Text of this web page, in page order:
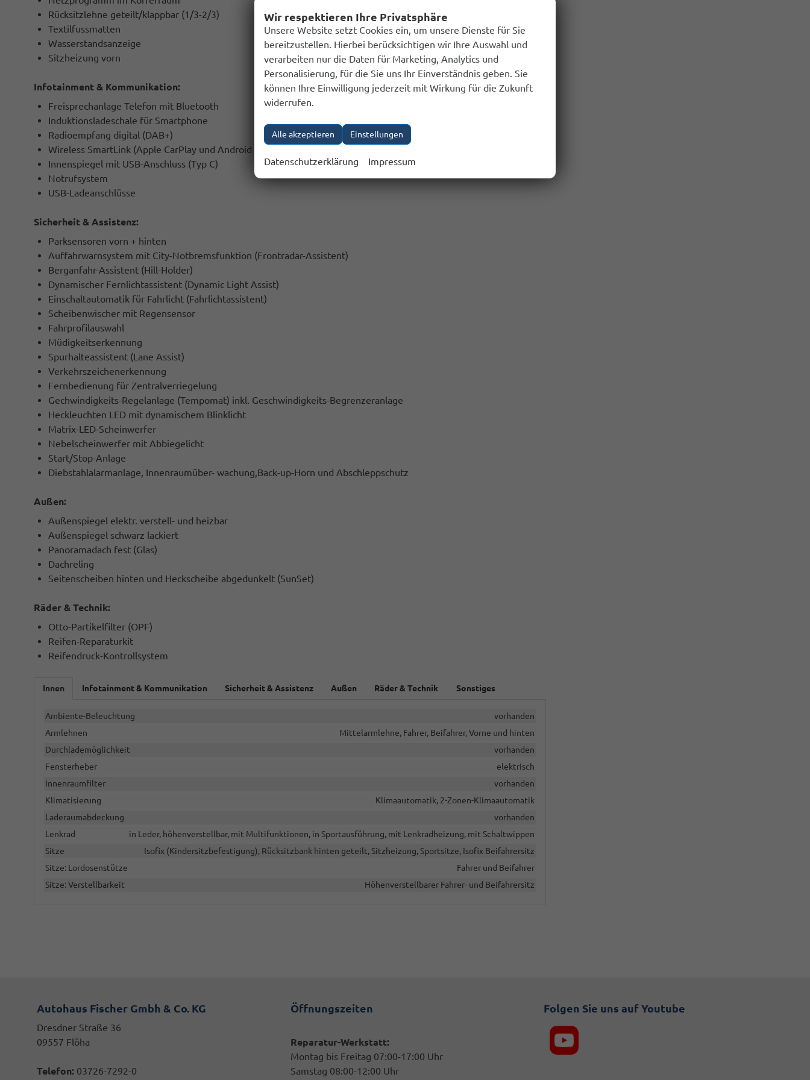
Rücksitzlehne geteilt/klappbar (1/3-2/3)
Textilfussmatten
Wasserstandsanzeige
Sitzheizung vorn
Infotainment & Kommunikation:
Freisprechanlage Telefon mit Bluetooth
Induktionsladeschale für Smartphone
Radioempfang digital (DAB+)
Wireless SmartLink (Apple CarPlay und Android Auto)
Innenspiegel mit USB-Anschluss (Typ C)
Notrufsystem
USB-Ladeanschlüsse
Sicherheit & Assistenz:
Parksensoren vorn + hinten
Auffahrwarnsystem mit City-Notbremsfunktion (Frontradar-Assistent)
Berganfahr-Assistent (Hill-Holder)
Dynamischer Fernlichtassistent (Dynamic Light Assist)
Einschaltautomatik für Fahrlicht (Fahrlichtassistent)
Scheibenwischer mit Regensensor
Fahrprofilauswahl
Müdigkeitserkennung
Spurhalteassistent (Lane Assist)
Verkehrszeichenerkennung
Fernbedienung für Zentralverriegelung
Gechwindigkeits-Regelanlage (Tempomat) inkl. Geschwindigkeits-Begrenzeranlage
Heckleuchten LED mit dynamischem Blinklicht
Matrix-LED-Scheinwerfer
Nebelscheinwerfer mit Abbiegelicht
Start/Stop-Anlage
Diebstahlalarmanlage, Innenraumüber- wachung,Back-up-Horn und Abschleppschutz
Außen:
Außenspiegel elektr. verstell- und heizbar
Außenspiegel schwarz lackiert
Panoramadach fest (Glas)
Dachreling
Seitenscheiben hinten und Heckscheibe abgedunkelt (SunSet)
Räder & Technik:
Otto-Partikelfilter (OPF)
Reifen-Reparaturkit
Reifendruck-Kontrollsystem
Innen Infotainment & Kommunikation Sicherheit & Assistenz Außen Räder & Technik Sonstiges
Ambiente-Beleuchtung
vorhanden
Armlehnen
Mittelarmlehne, Fahrer, Beifahrer, Vorne und hinten
Durchlademöglichkeit
vorhanden
Fensterheber
elektrisch
Innenraumfilter
vorhanden
Klimatisierung
Klimaautomatik, 2-Zonen-Klimaautomatik
Laderaumabdeckung
vorhanden
Lenkrad
in Leder, höhenverstellbar, mit Multifunktionen, in Sportausführung, mit Lenkradheizung, mit Schaltwippen
Sitze
Isofix (Kindersitzbefestigung), Rücksitzbank hinten geteilt, Sitzheizung, Sportsitze, Isofix Beifahrersitz
Sitze: Lordosenstütze
Fahrer und Beifahrer
Sitze: Verstellbarkeit
Höhenverstellbarer Fahrer- und Beifahrersitz
Autohaus Fischer Gmbh & Co. KG
Dresdner Straße 36
09557 Flöha
Telefon: 03726-7292-0
Öffnungszeiten
Reparatur-Werkstatt:
Montag bis Freitag 07:00-17:00 Uhr
Samstag 08:00-12:00 Uhr
Folgen Sie uns auf Youtube
Wir respektieren Ihre Privatsphäre
Unsere Website setzt Cookies ein, um unsere Dienste für Sie
bereitzustellen. Hierbei berücksichtigen wir Ihre Auswahl und
verarbeiten nur die Daten für Marketing, Analytics und
Personalisierung, für die Sie uns Ihr Einverständnis geben. Sie
können Ihre Einwilligung jederzeit mit Wirkung für die Zukunft
widerrufen.
Alle akzeptieren Einstellungen
Datenschutzerklärung Impressum